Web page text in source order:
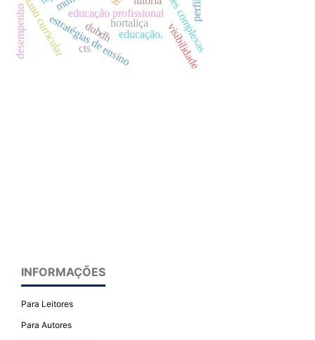
educação profissional
estratégias de ensino redes complexas
plano curricular educação.
hortaliça
desempenho dubdh
cts visibilidade
INFORMAÇÕES
Para Leitores
Para Autores